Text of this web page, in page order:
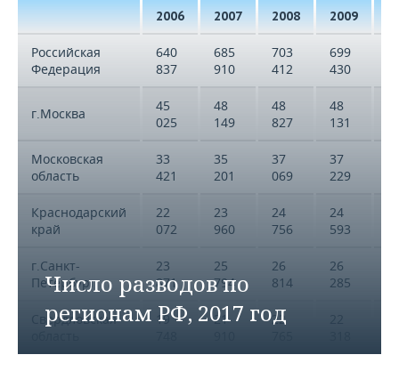
Число разводов по
регионам РФ, 2017 год
2006 2007 2008 2009
Российская
Федерация
640
837
685
910
703
412
699
430
г.Москва
45
025
48
149
48
827
48
131
Московская
область
33
421
35
201
37
069
37
229
Краснодарский
край
22
072
23
960
24
756
24
593
г.Санкт-
Петербург
23
871
25
794
26
814
26
285
Свердловская
19
21
22
22